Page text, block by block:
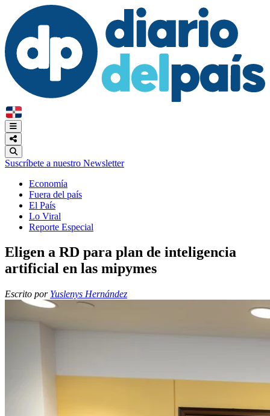
Suscríbete a nuestro Newsletter
Economía
Fuera del país
El País
Lo Viral
Reporte Especial
Eligen a RD para plan de inteligencia
artificial en las mipymes
Escrito por Yuslenys Hernández